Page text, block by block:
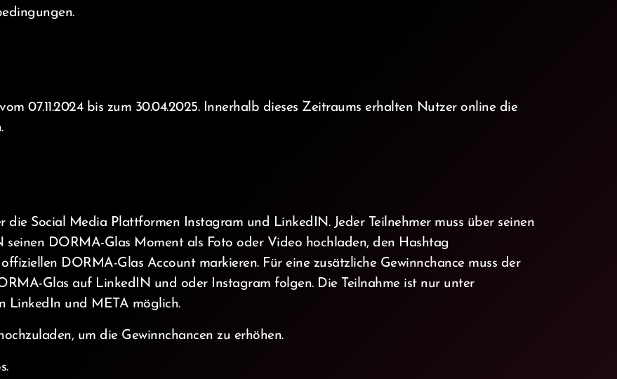
07.11.2024 bis zum 30.04.2025. Innerhalb dieses Zeitraums erhalten Nutzer online die
die Social Media Plattformen Instagram und LinkedIN. Jeder Teilnehmer muss über seinen
DORMA-Glas Moment als Foto oder Video hochladen, den Hashtag
DORMA-Glas Account markieren. Für eine zusätzliche Gewinnchance muss der
Glas auf LinkedIN und oder Instagram folgen. Die Teilnahme ist nur unter
LinkedIn und META möglich.
um die Gewinnchancen zu erhöhen.